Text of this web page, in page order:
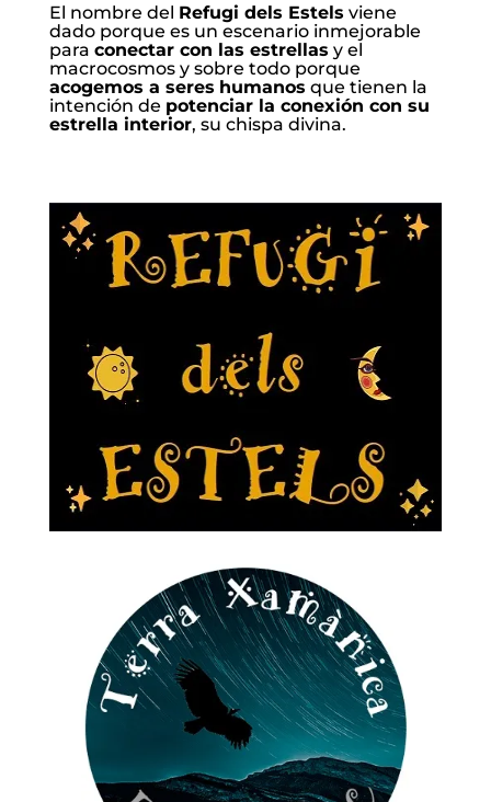
El nombre del Refugi dels Estels viene
dado porque es un escenario inmejorable
para conectar con las estrellas y el
macrocosmos y sobre todo porque
acogemos a seres humanos que tienen la
intención de potenciar la conexión con su
estrella interior, su chispa divina.